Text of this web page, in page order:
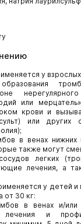
у
или
крови и
или других
в венах нижних
также могут
легких
лечения, а
у детей и
от 30 кг:
в венах и/или
и